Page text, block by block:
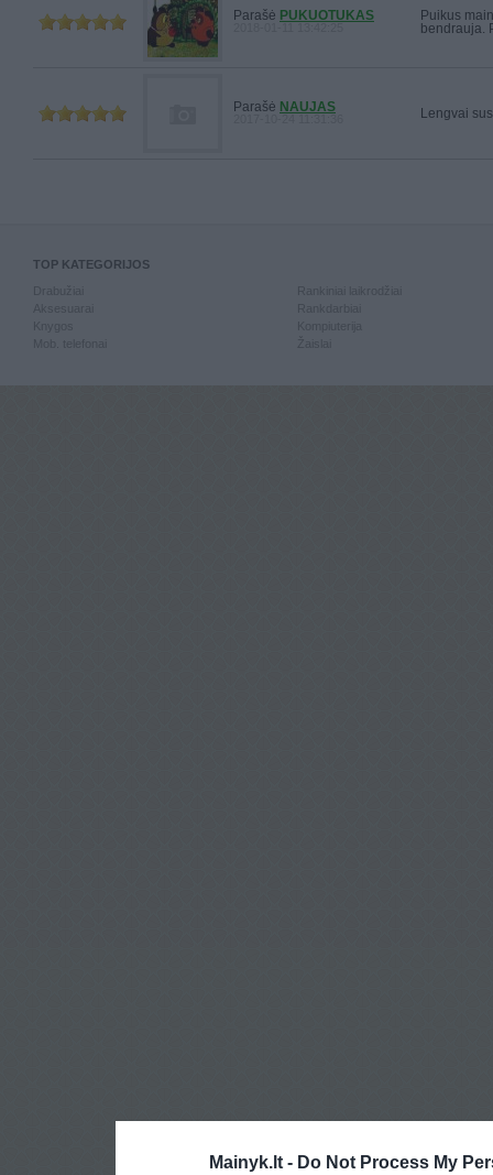
Mainyk.lt - Do Not Process My
Parašė PUKUOTUKAS
Puikus
bendrauja.
Parašė NAUJAS Lengvai
TOP KATEGORIJOS
Knygos
Mob. telefonai
Kompiuterija
Žaislai